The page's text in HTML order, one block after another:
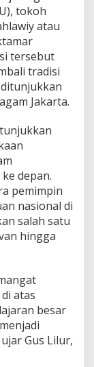
tokoh
atau
tersebut
tradisi
Jakarta.
depan.
pemimpin
nasional di
salah satu
hingga
atas
besar
Gus Lilur,